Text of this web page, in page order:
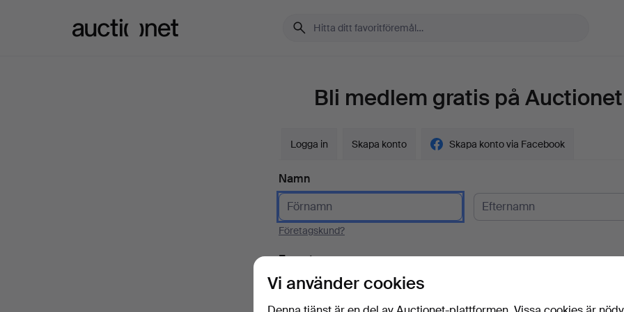
Bli medlem gratis på Auctionet
Logga in Skapa konto Skapa konto via Facebook
Namn
Företagskund?
E-post
Vi använder cookies